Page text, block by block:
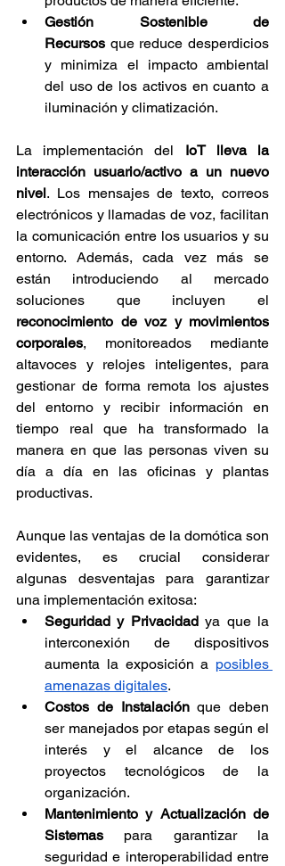
Gestión Sostenible de
Recursos que reduce desperdicios
y minimiza el impacto ambiental
del uso de los activos en cuanto a
iluminación y climatización.
La implementación del IoT lleva la
interacción usuario/activo a un nuevo
nivel. Los mensajes de texto, correos
electrónicos y llamadas de voz, facilitan
la comunicación entre los usuarios y su
entorno. Además, cada vez más se
están introduciendo al mercado
reconocimiento de voz y movimientos
corporales, monitoreados mediante
altavoces y relojes inteligentes, para
gestionar de forma remota los ajustes
del entorno y recibir información en
tiempo real que ha transformado la
manera en que las personas viven su
día a día en las oficinas y plantas
productivas.
Aunque las ventajas de la domótica son
evidentes, es crucial considerar
algunas desventajas para garantizar
una implementación exitosa:
Seguridad y Privacidad ya que la
interconexión de dispositivos
aumenta la exposición a posibles
amenazas digitales.
Costos de Instalación que deben
ser manejados por etapas según el
interés y el alcance de los
proyectos tecnológicos de la
organización.
Mantenimiento y Actualización de
Sistemas para garantizar la
seguridad e interoperabilidad entre